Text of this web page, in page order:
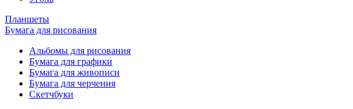
Планшеты
Бумага для рисования
Альбомы для рисования
Бумага для графики
Бумага для живописи
Бумага для черчения
Скетчбуки